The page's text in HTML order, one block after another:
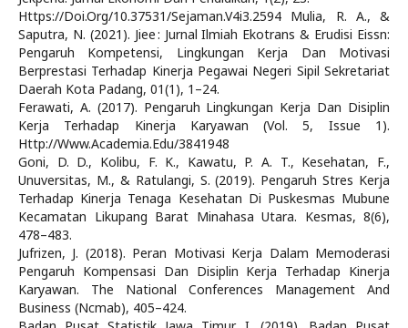
Https://Doi.Org/10.37531/Sejaman.V4i3.2594 Mulia, R. A., &
Saputra, N. (2021). Jiee : Jurnal Ilmiah Ekotrans & Erudisi Eissn:
Pengaruh Kompetensi, Lingkungan Kerja Dan Motivasi
Berprestasi Terhadap Kinerja Pegawai Negeri Sipil Sekretariat
Daerah Kota Padang, 01(1), 1–24.
Ferawati, A. (2017). Pengaruh Lingkungan Kerja Dan Disiplin
Kerja Terhadap Kinerja Karyawan (Vol. 5, Issue 1).
Http://Www.Academia.Edu/3841948
Goni, D. D., Kolibu, F. K., Kawatu, P. A. T., Kesehatan, F.,
Unuversitas, M., & Ratulangi, S. (2019). Pengaruh Stres Kerja
Terhadap Kinerja Tenaga Kesehatan Di Puskesmas Mubune
Kecamatan Likupang Barat Minahasa Utara. Kesmas, 8(6),
478–483.
Jufrizen, J. (2018). Peran Motivasi Kerja Dalam Memoderasi
Pengaruh Kompensasi Dan Disiplin Kerja Terhadap Kinerja
Karyawan. The National Conferences Management And
Business (Ncmab), 405–424.